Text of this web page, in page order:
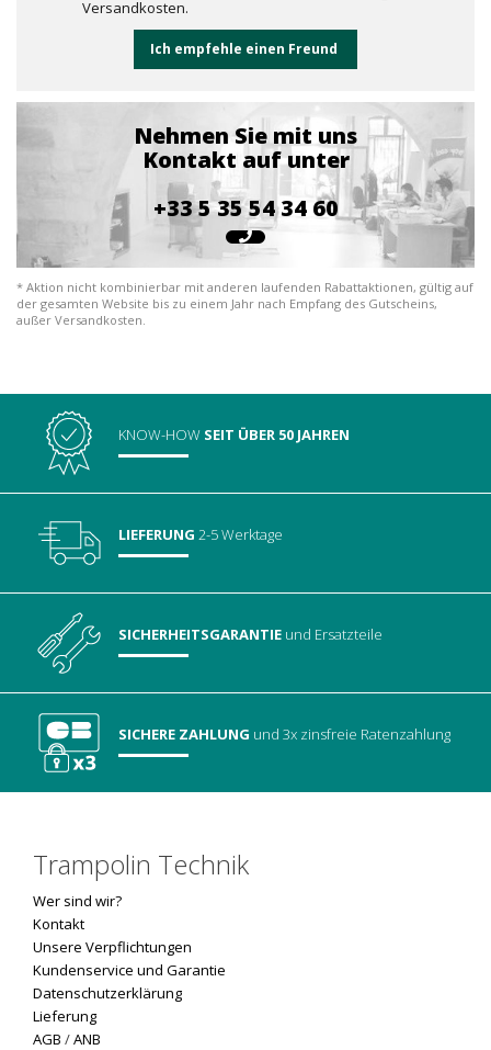
Versandkosten.
Ich empfehle einen Freund
Nehmen Sie mit uns
Kontakt auf unter
+33 5 35 54 34 60
* Aktion nicht kombinierbar mit anderen laufenden Rabattaktionen, gültig auf
der gesamten Website bis zu einem Jahr nach Empfang des Gutscheins,
außer Versandkosten.
KNOW-HOW SEIT ÜBER 50 JAHREN
LIEFERUNG 2-5 Werktage
SICHERHEITSGARANTIE und Ersatzteile
SICHERE ZAHLUNG und 3x zinsfreie Ratenzahlung
Trampolin Technik
Wer sind wir?
Kontakt
Unsere Verpflichtungen
Kundenservice und Garantie
Datenschutzerklärung
Lieferung
AGB /ANB